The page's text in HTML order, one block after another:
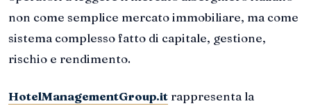
non come semplice mercato immobiliare, ma come
sistema complesso fatto di capitale, gestione,
rischio e rendimento.
HotelManagementGroup.it rappresenta la